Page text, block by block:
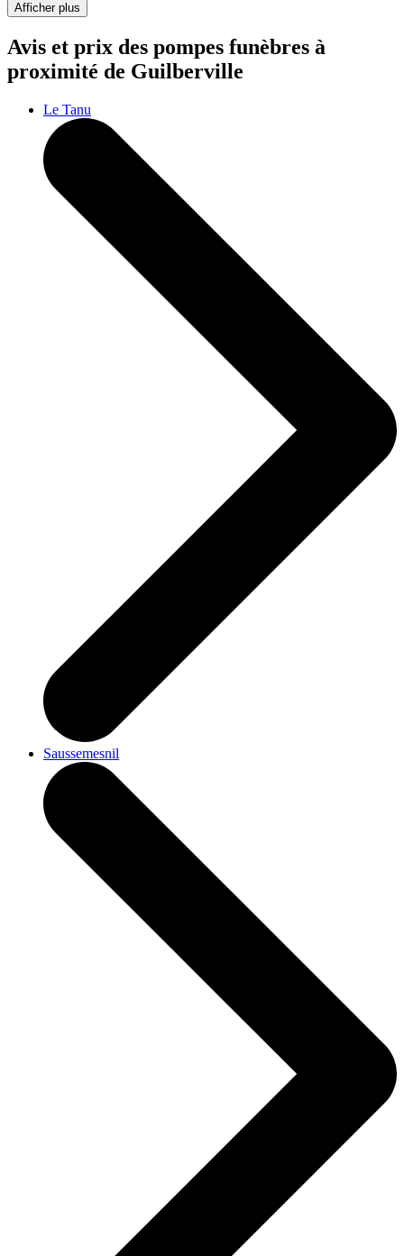
Afficher plus
Avis et prix des pompes funèbres à
proximité de Guilberville
Le Tanu
Saussemesnil